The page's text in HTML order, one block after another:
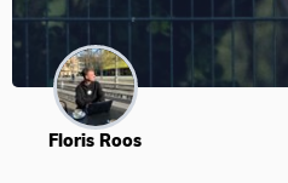
Floris Roos